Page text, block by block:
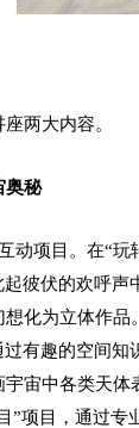
两大内容。
奥秘
动项目。在“
彼伏的欢呼
化为立体作
有趣的空间
宙中各类天
”项目，通过